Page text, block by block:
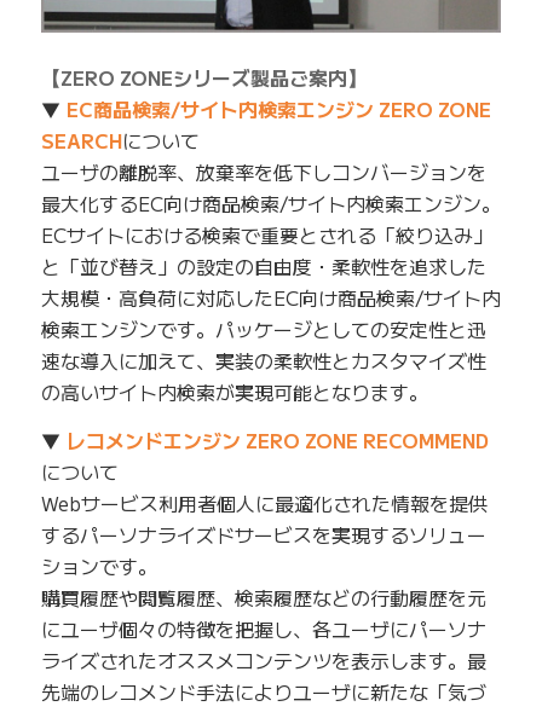
【ZERO ZONEシリーズ製品ご案内】
▼ EC商品検索/サイト内検索エンジン ZERO ZONE
SEARCHについて
ユーザの離脱率、放棄率を低下しコンバージョンを
最大化するEC向け商品検索/サイト内検索エンジン。
ECサイトにおける検索で重要とされる「絞り込み」
と「並び替え」の設定の自由度・柔軟性を追求した
大規模・高負荷に対応したEC向け商品検索/サイト内
検索エンジンです。パッケージとしての安定性と迅
速な導入に加えて、実装の柔軟性とカスタマイズ性
の高いサイト内検索が実現可能となります。
▼ レコメンドエンジン ZERO ZONE RECOMMEND
について
Webサービス利用者個人に最適化された情報を提供
するパーソナライズドサービスを実現するソリュー
ションです。
購買履歴や閲覧履歴、検索履歴などの行動履歴を元
にユーザ個々の特徴を把握し、各ユーザにパーソナ
ライズされたオススメコンテンツを表示します。最
先端のレコメンド手法によりユーザに新たな「気づ